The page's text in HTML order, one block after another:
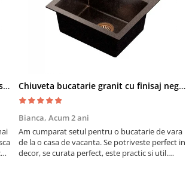
Oala de gatit multicooker 11 functii Instant Pot Pro Crisp 8 + Air Fryer 7.6 lt Chiuveta bucatarie granit cu finisaj negru perlat/cupru Steingran Art Copper cu dozator si baterie Quadron
Bianca, Acum 2 ani
Am cumparat setul pentru o bucatarie de vara
de la o casa de vacanta. Se potriveste perfect in
decor, se curata perfect, este practic si util.